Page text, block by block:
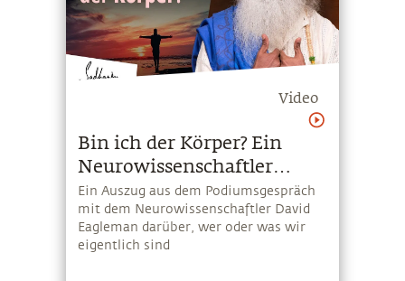
Video
Bin ich der Körper? Ein
Neurowissenschaftler
spricht mit Sadhguru
Ein Auszug aus dem Podiumsgespräch
mit dem Neurowissenschaftler David
Eagleman darüber, wer oder was wir
eigentlich sind